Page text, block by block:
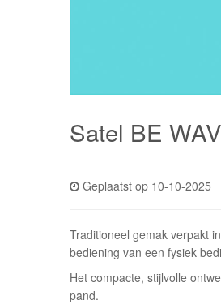
Satel BE
Geplaatst op 10-10-2025
Traditioneel gemak verpakt
bediening van een fysiek
Het compacte, stijlvolle
pand.